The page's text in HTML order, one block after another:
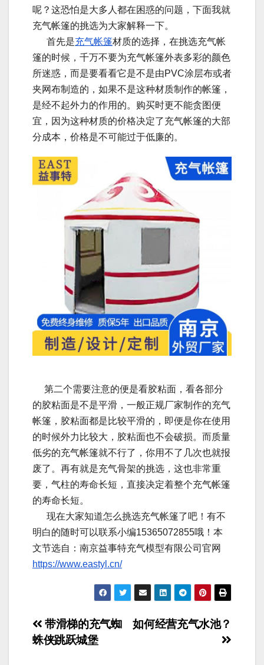
呢？这恐怕是大多人都在困惑的问题，下面我就
充气帐篷的挑选为大家解释一下。
首先是充气帐篷材质的选择，在挑选充气帐
篷的时候，千万不要为充气帐篷外表多彩的颜色
所迷惑，而是要看看它是不是由PVC涂层布或者
夹网布制造的，如果不是这种材质制作的帐篷，
是经不起外力的作用的。购买时更不能贪图便
宜，因为这种材质的价格决定了充气帐篷的大部
分成本，价格是不可能过于低廉的。
第二个需要注意的便是看胶粘面，看各部分
的胶粘面是不是平滑，一般正规厂家制作的充气
帐篷，胶粘面都是比较平滑的，即便是你在使用
的时候外力比较大，胶粘面也不会破损。而质量
低劣的充气帐篷就不行了，你用不了几次也就报
废了。再有就是充气骨架的挑选，这也非常重
要，气柱的寿命长短，直接决定着整个充气帐篷
的寿命长短。
现在大家知道怎么挑选充气帐篷了吧！有不
明白的随时可以联系小编15365072855哦！本
文节选自：南京益事特充气模型有限公司官网
https://www.eastyl.cn/
文
章
如何经营充气水池？
带滑梯的充气蜘
蛛侠跳跃城堡